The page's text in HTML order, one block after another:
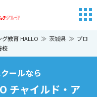
教育 HALLO 茨城県
プロ
校
ールなら
チャイルド・ア